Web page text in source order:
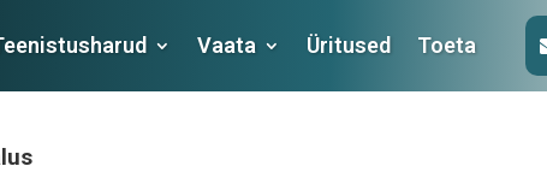
Vaata Üritused Toeta